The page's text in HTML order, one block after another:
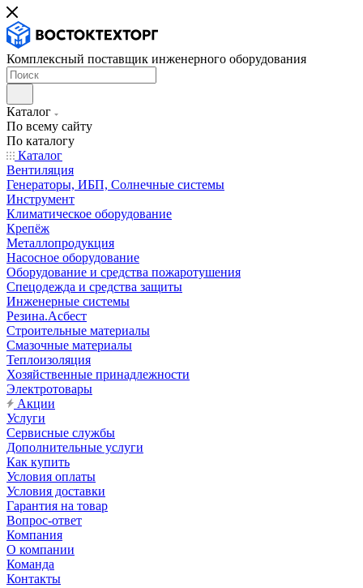
Комплексный поставщик инженерного оборудования
Каталог
По всему сайту
По каталогу
Каталог
Вентиляция
Генераторы, ИБП, Солнечные системы
Инструмент
Климатическое оборудование
Крепёж
Металлопродукция
Насосное оборудование
Оборудование и средства пожаротушения
Спецодежда и средства защиты
Инженерные системы
Резина.Асбест
Строительные материалы
Смазочные материалы
Теплоизоляция
Хозяйственные принадлежности
Электротовары
Акции
Услуги
Сервисные службы
Дополнительные услуги
Как купить
Условия оплаты
Условия доставки
Гарантия на товар
Вопрос-ответ
Компания
О компании
Команда
Контакты